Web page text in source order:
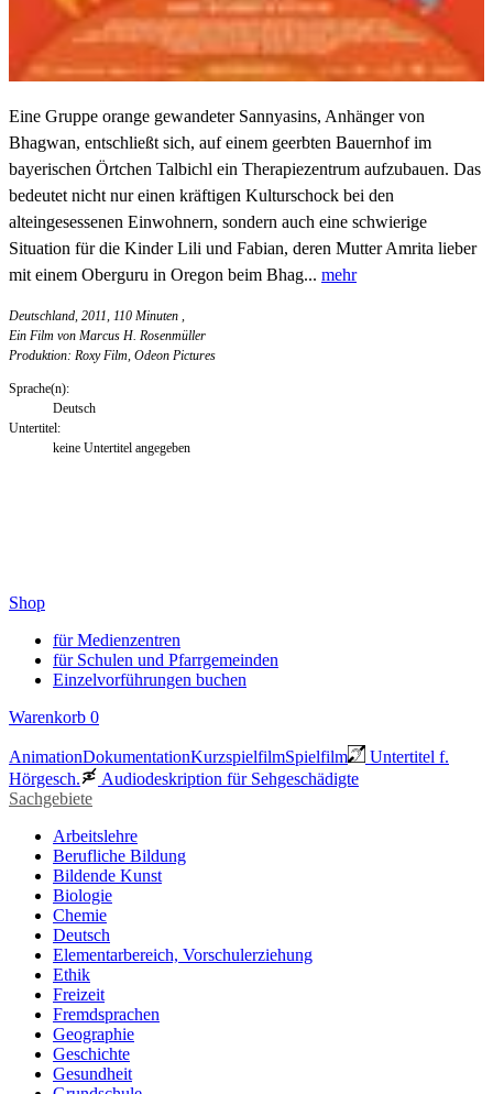
Eine Gruppe orange gewandeter Sannyasins, Anhänger von
Bhagwan, entschließt sich, auf einem geerbten Bauernhof im
bayerischen Örtchen Talbichl ein Therapiezentrum aufzubauen. Das
bedeutet nicht nur einen kräftigen Kulturschock bei den
alteingesessenen Einwohnern, sondern auch eine schwierige
Situation für die Kinder Lili und Fabian, deren Mutter Amrita lieber
mit einem Oberguru in Oregon beim Bhag... mehr
Deutschland, 2011, 110 Minuten ,
Ein Film von Marcus H. Rosenmüller
Produktion: Roxy Film, Odeon Pictures
Sprache(n):
Deutsch
Untertitel:
keine Untertitel angegeben
Shop
für Medienzentren
für Schulen und Pfarrgemeinden
Einzelvorführungen buchen
Warenkorb 0
AnimationDokumentationKurzspielfilmSpielfilm
Untertitel f.
Hörgesch.
Audiodeskription für Sehgeschädigte
Sachgebiete
Arbeitslehre
Berufliche Bildung
Bildende Kunst
Biologie
Chemie
Deutsch
Elementarbereich, Vorschulerziehung
Ethik
Freizeit
Fremdsprachen
Geographie
Geschichte
Gesundheit